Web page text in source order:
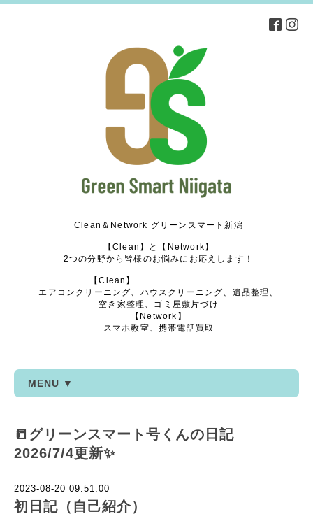
Clean＆Network グリーンスマート新潟
【Clean】と【Network】
2つの分野から皆様のお悩みにお応えします！
【Clean】
エアコンクリーニング、ハウスクリーニング、遺品整理、
空き家整理、ゴミ屋敷片づけ
【Network】
スマホ教室、携帯電話買取
MENU ▼
📒グリーンスマート号くんの日記
2026/7/4更新✨
2023-08-20 09:51:00
初日記（自己紹介）